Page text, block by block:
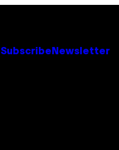
Subscribe Newsletter